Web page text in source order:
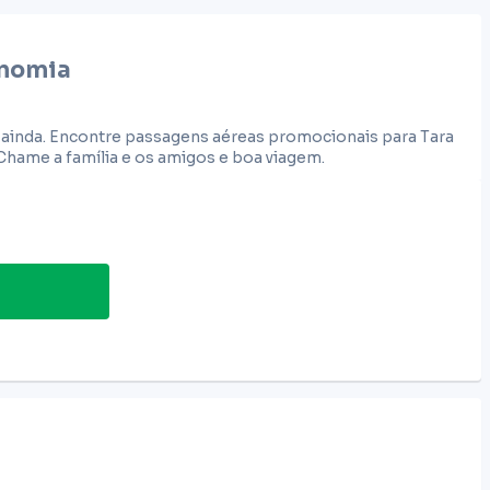
Encontre passagens aéreas promocionais para Tara
a família e os amigos e boa viagem.